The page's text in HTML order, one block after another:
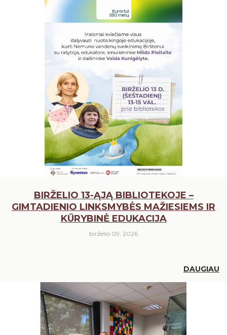
BIRŽELIO 13-ĄJĄ BIBLIOTEKOJE –
GIMTADIENIO LINKSMYBĖS MAŽIESIEMS IR
KŪRYBINĖ EDUKACIJA
birželio 09, 2026
DAUGIAU